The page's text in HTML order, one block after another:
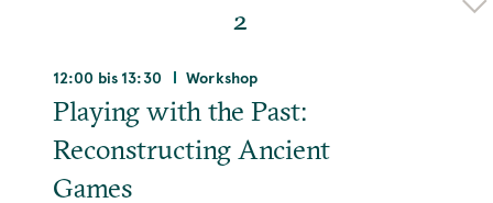
MPIWG, Boltzmannstraße 22, 14195 Berlin,
Deutschland
Raum
Room 265 & Online
2
12:00 bis 13:30 Workshop
Playing with the Past:
Reconstructing Ancient
Games